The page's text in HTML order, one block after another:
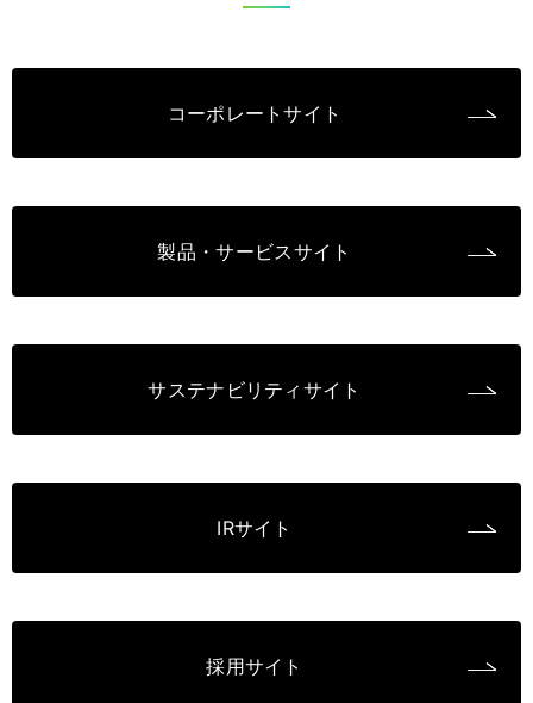
コーポレートサイト
製品・サービスサイト
サステナビリティサイト
IRサイト
採用サイト